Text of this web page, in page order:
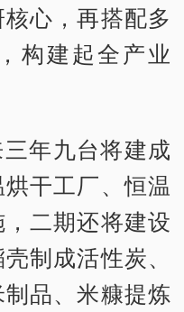
心，再搭配多
构建起全产业
年九台将建成
干工厂、恒温
二期还将建设
制成活性炭、
品、米糠提炼